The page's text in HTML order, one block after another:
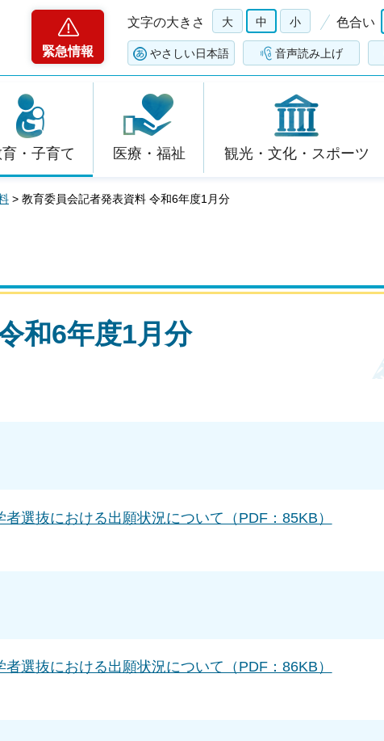
緊急情報
文字の大きさ 大 中 小 色合い
やさしい日本語 音声読み上げ
・子育て 医療・福祉 観光・文化・スポーツ
> 教育委員会記者発表資料 令和6年度1月分
和6年度1月分
選抜における出願状況について（PDF：85KB）
選抜における出願状況について（PDF：86KB）